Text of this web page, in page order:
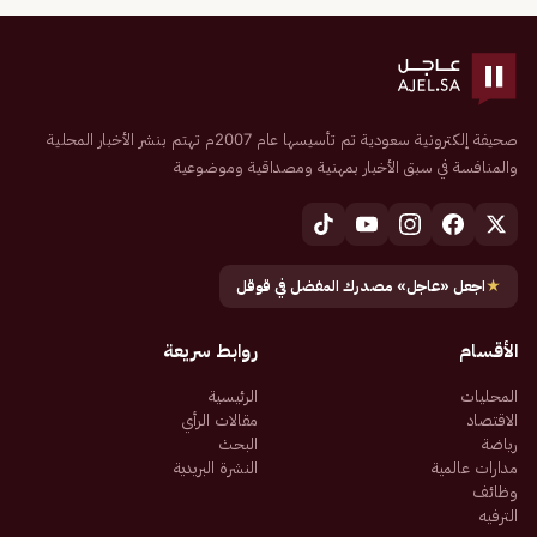
صحيفة إلكترونية سعودية تم تأسيسها عام 2007م تهتم بنشر الأخبار المحلية
والمنافسة في سبق الأخبار بمهنية ومصداقية وموضوعية
★اجعل «عاجل» مصدرك المفضل في قوقل
الأقسام
المحليات
الاقتصاد
رياضة
مدارات عالمية
وظائف
الترفيه
روابط سريعة
الرئيسية
مقالات الرأي
البحث
النشرة البريدية